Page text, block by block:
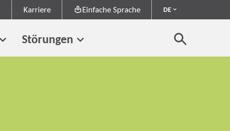
Karriere Einfache Sprache DE
Störungen